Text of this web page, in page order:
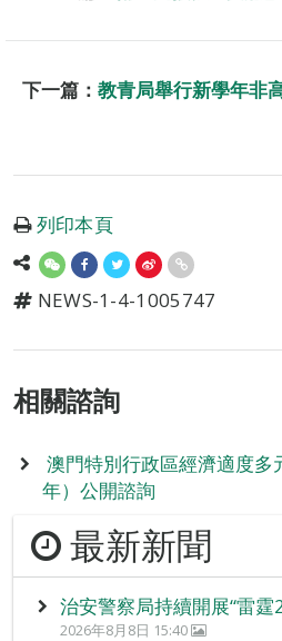
下一篇： 教青局舉行新學年非
列印本頁
NEWS-1-4-1005747
相關諮詢
澳門特別行政區經濟適度
年）公開諮詢
最新新聞
治安警察局持續開展“雷霆
2026年8月8日 15:40